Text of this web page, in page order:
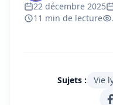
22 décembre 2025
11 min de lecture
Sujets : Vie